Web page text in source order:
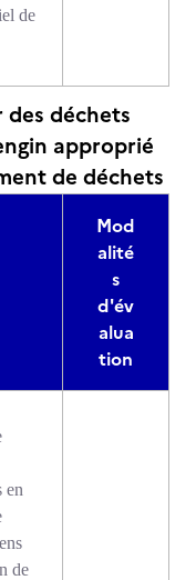
de
des déchets
approprié
de déchets
Mod
alité
s
d'év
alua
tion
en
de